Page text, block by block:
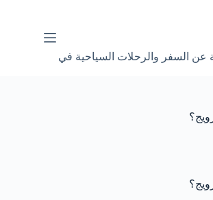
عن السفر والرحلات السياحية في